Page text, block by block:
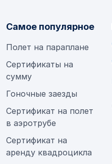
Самое популярное
Полет на параплане
Сертификаты на
сумму
Гоночные заезды
Сертификат на полет
в аэротрубе
Сертификат на
аренду квадроцикла